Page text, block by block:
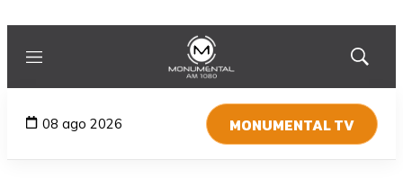
Menú
Mostrar
08 ago 2026 MONUMENTAL TV